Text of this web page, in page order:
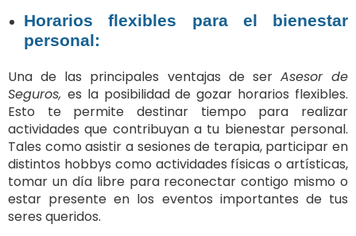
Horarios flexibles para el bienestar
personal:
Una de las principales ventajas de ser Asesor de
Seguros, es la posibilidad de gozar horarios flexibles.
Esto te permite destinar tiempo para realizar
actividades que contribuyan a tu bienestar personal.
Tales como asistir a sesiones de terapia, participar en
distintos hobbys como actividades físicas o artísticas,
tomar un día libre para reconectar contigo mismo o
estar presente en los eventos importantes de tus
seres queridos.